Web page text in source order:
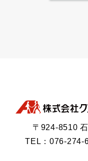
〒924-8510
TEL：076-274-